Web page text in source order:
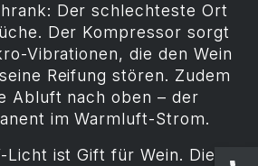
Der schlechteste Ort
Der Kompressor sorgt
Vibrationen, die den Wein
Reifung stören. Zudem
Abluft nach oben – der
im Warmluft-Strom.
Licht ist Gift für Wein. Die